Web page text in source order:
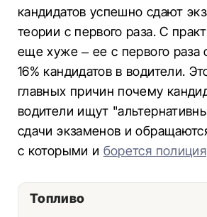
кандидатов успешно сдают
теории с первого раза. С
еще хуже – ее с первого раза
16% кандидатов в водители.
главных причин почему
водители ищут
сдачи экзаменов и
с которыми и борется полиция
Топливо